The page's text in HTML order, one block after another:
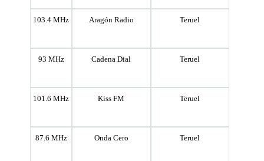
103.4 MHz Aragón Radio Teruel
93 MHz Cadena Dial Teruel
101.6 MHz Kiss FM Teruel
87.6 MHz Onda Cero Teruel